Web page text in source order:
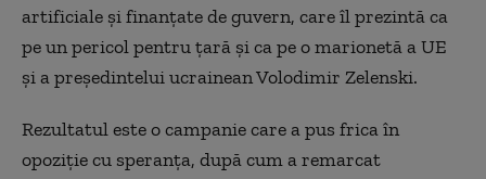
artificiale și finanțate de guvern, care îl prezintă ca
pe un pericol pentru țară și ca pe o marionetă a UE
și a președintelui ucrainean Volodimir Zelenski.
Rezultatul este o campanie care a pus frica în
opoziție cu speranța, după cum a remarcat